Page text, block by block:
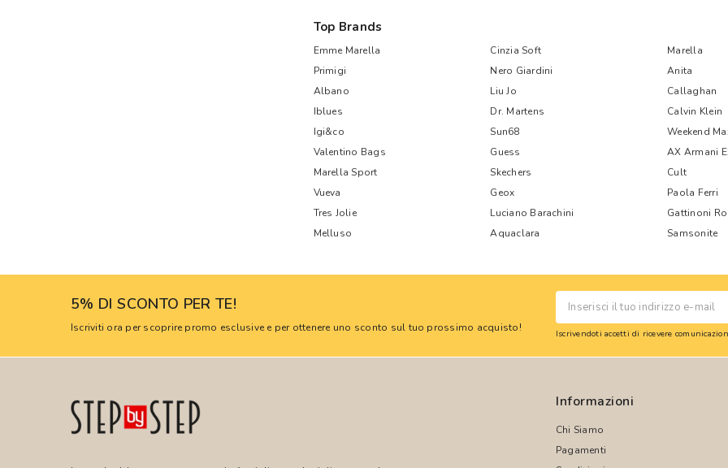
Top Brands
Emme Marella Cinzia Soft
Marella
Primigi
Nero Giardini
Anita
Albano
Liu Jo
Callaghan
Iblues
Dr. Martens
Calvin Klein
Igi&co
Sun68
Weekend
Valentino Bags
Guess
AX Armani
Marella Sport
Skechers
Cult
Vueva
Geox
Paola Ferri
Tres Jolie
Luciano Barachini
Gattinoni
Melluso
Aquaclara Samsonite
5% DI SCONTO PER TE!
Iscriviti ora per scoprire promo esclusive e per ottenere uno sconto sul tuo prossimo acquisto! Iscrivendoti accetti di ricevere
Informazioni
Chi Siamo
Pagamenti